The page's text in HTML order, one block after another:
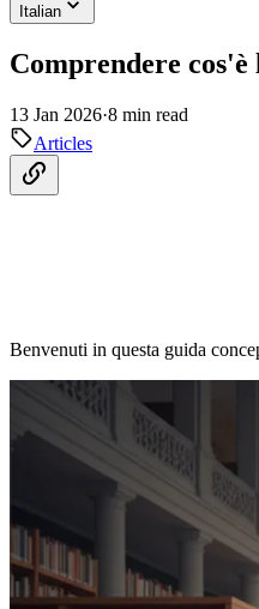
Italian
Comprendere
13 Jan 2026·8 min read
Articles
Benvenuti in questa guida